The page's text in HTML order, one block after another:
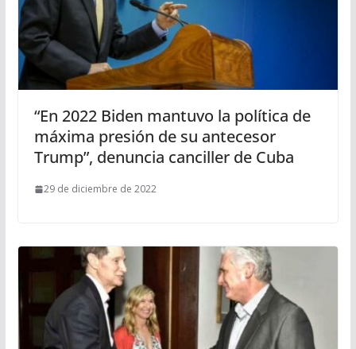
“En 2022 Biden mantuvo la política de
máxima presión de su antecesor
Trump”, denuncia canciller de Cuba
29 de diciembre de 2022